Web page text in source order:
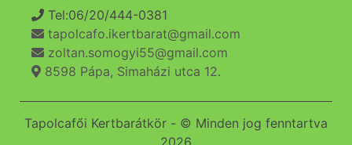
Tel:06/20/444-0381
tapolcafo.ikertbarat@gmail.com
zoltan.somogyi55@gmail.com
8598 Pápa, Simaházi utca 12.
Tapolcafői Kertbarátkör - © Minden jog fenntartva
2026